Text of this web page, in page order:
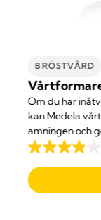
BRÖSTVÅRD
Om du har
kan Medela
amningen och
ta suggrepp.
3.9
av
5